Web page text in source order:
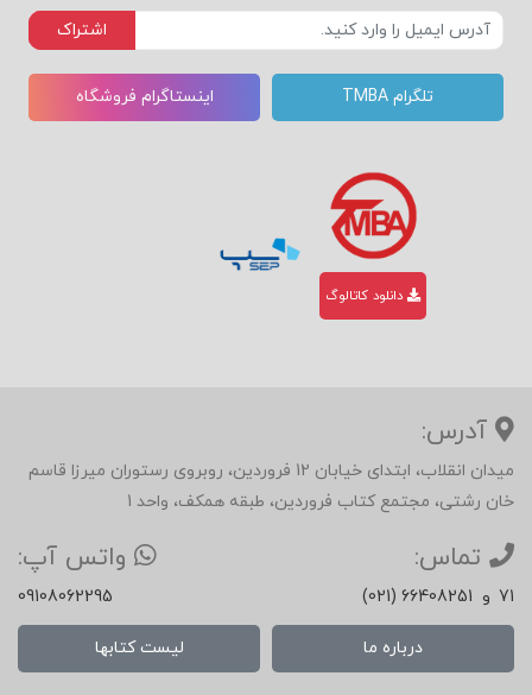
اشتراک
تلگرام TMBA اینستاگرام فروشگاه
دانلود کاتالوگ
آدرس:
میدان انقلاب، ابتدای خیابان 12 فروردین، روبروی رستوران میرزا قاسم
خان رشتی، مجتمع کتاب فروردین، طبقه همکف، واحد 1
تماس:
(021) 66408251 و 71
واتس آپ:
09108062295
درباره ما لیست کتابها